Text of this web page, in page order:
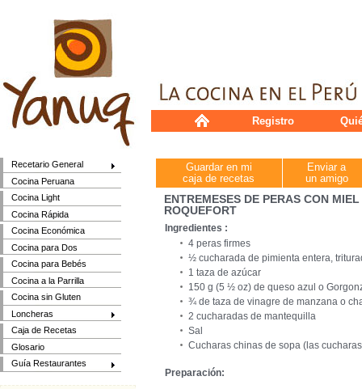
Recetario General
Cocina Peruana
Cocina Light
Cocina Rápida
Cocina Económica
Cocina para Dos
Cocina para Bebés
Cocina a la Parrilla
Cocina sin Gluten
Loncheras
Caja de Recetas
Glosario
Guía Restaurantes
Registro
Guardar en mi
caja de recetas
Enviar a
un amigo
ENTREMESES DE PERAS CON
ROQUEFORT
Ingredientes :
4 peras firmes
½ cucharada de pimienta entera,
1 taza de azúcar
150 g (5 ½ oz) de queso azul o
¾ de taza de vinagre de manzana o
2 cucharadas de mantequilla
Sal
Cucharas chinas de sopa (las
Preparación: